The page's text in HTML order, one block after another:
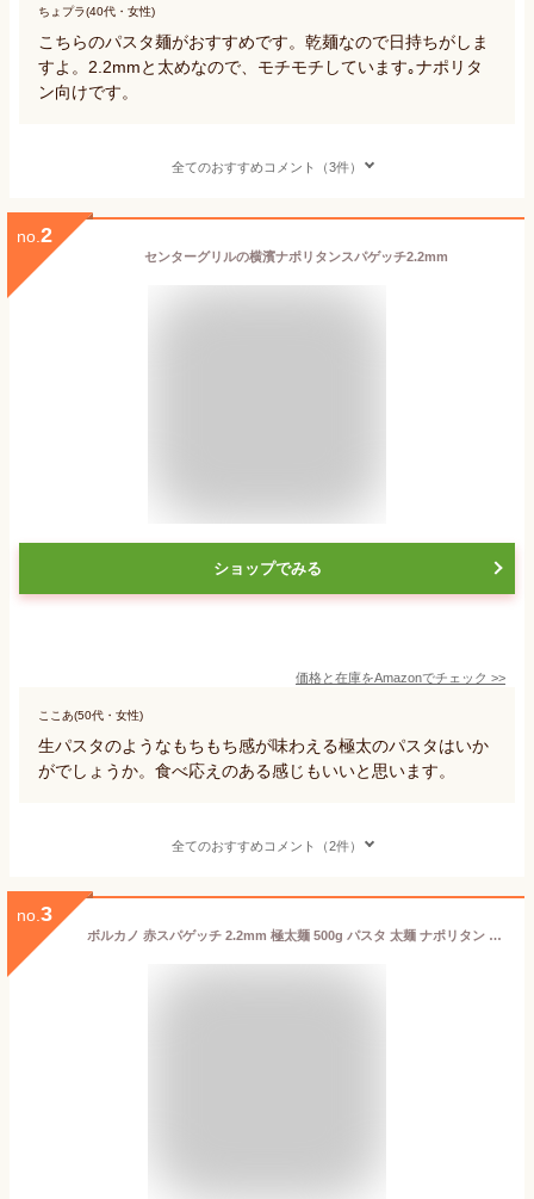
ちょプラ(40代・女性)
こちらのパスタ麺がおすすめです。乾麺なので日持ちがしま
すよ。2.2mmと太めなので、モチモチしています｡ナポリタ
ン向けです。
全てのおすすめコメント（3件）
no. 2
センターグリルの横濱ナポリタンスパゲッチ2.2mm
ショップでみる
価格と在庫をAmazonでチェック >>
ここあ(50代・女性)
生パスタのようなもちもち感が味わえる極太のパスタはいか
がでしょうか。食べ応えのある感じもいいと思います。
全てのおすすめコメント（2件）
no. 3
ボルカノ 赤スパゲッチ 2.2mm 極太麺 500g パスタ 太麺 ナポリタン 太麺パスタ 国産 本格 デュラム小麦 極太 もちもち 麺 太い 大容量 スパゲティ 2.2